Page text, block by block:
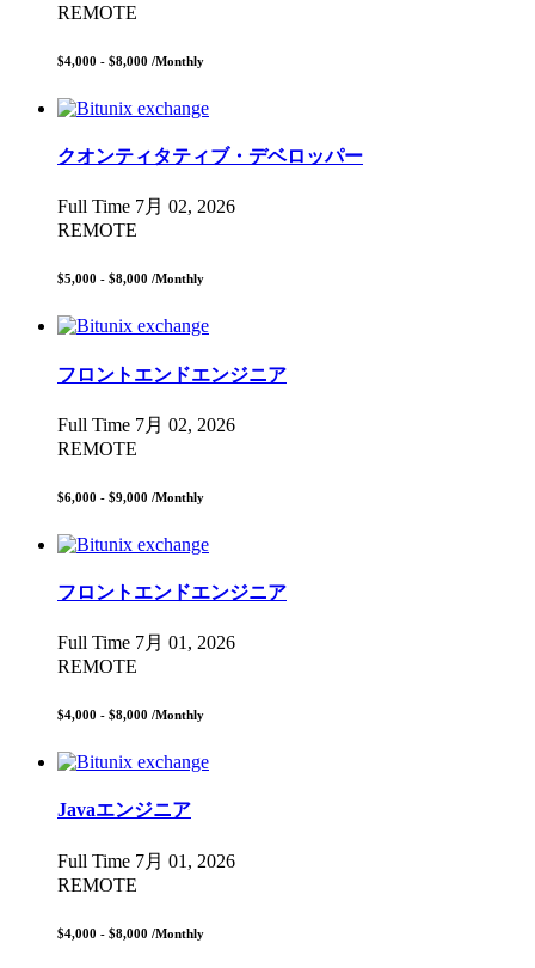
REMOTE
$4,000 - $8,000 /Monthly
クオンティタティブ・デベロッパー
Full Time 7月 02, 2026
REMOTE
$5,000 - $8,000 /Monthly
フロントエンドエンジニア
Full Time 7月 02, 2026
REMOTE
$6,000 - $9,000 /Monthly
フロントエンドエンジニア
Full Time 7月 01, 2026
REMOTE
$4,000 - $8,000 /Monthly
Javaエンジニア
Full Time 7月 01, 2026
REMOTE
$4,000 - $8,000 /Monthly